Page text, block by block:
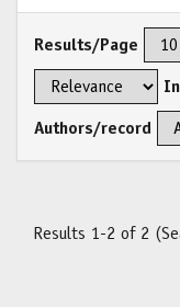
Results/Page
Authors/record
Results 1-2 of 2